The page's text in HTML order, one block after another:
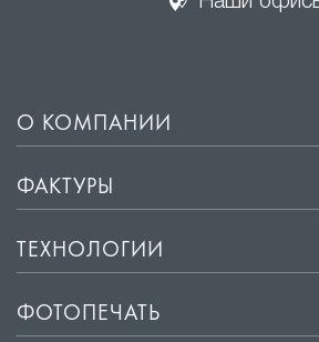
О КОМПАНИИ
ФАКТУРЫ
ТЕХНОЛОГИИ
ФОТОПЕЧАТЬ